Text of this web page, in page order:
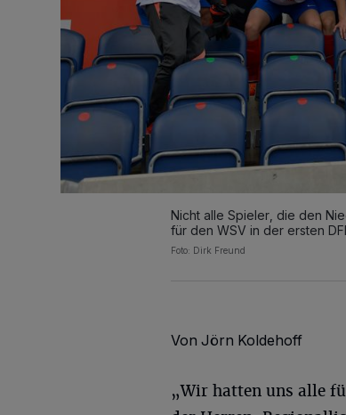
Nicht alle Spieler, die den
für den WSV in der ersten
Foto: Dirk Freund
Von Jörn Koldehoff
„Wir hatten uns alle